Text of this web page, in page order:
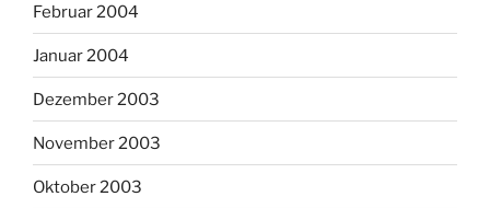
Februar 2004
Januar 2004
Dezember 2003
November 2003
Oktober 2003